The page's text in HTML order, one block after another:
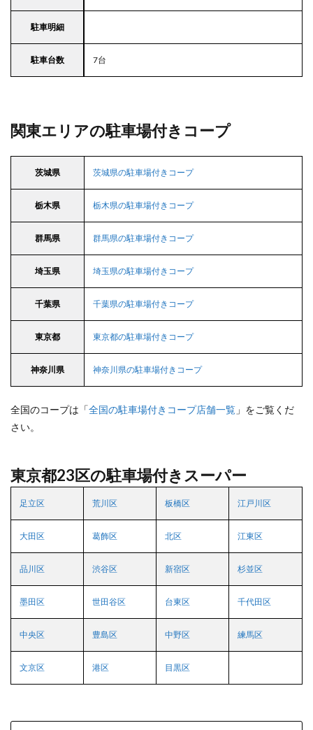
駐車明細
駐車台数 7台
関東エリアの駐車場付きコープ
茨城県 茨城県の駐車場付きコープ
栃木県 栃木県の駐車場付きコープ
群馬県 群馬県の駐車場付きコープ
埼玉県 埼玉県の駐車場付きコープ
千葉県 千葉県の駐車場付きコープ
東京都 東京都の駐車場付きコープ
神奈川県 神奈川県の駐車場付きコープ
全国のコープは「全国の駐車場付きコープ店舗一覧 」をご覧くだ
さい。
東京都23区の駐車場付きスーパー
足立区 荒川区 板橋区 江戸川区
大田区 葛飾区 北区 江東区
品川区 渋谷区 新宿区 杉並区
墨田区 世田谷区 台東区 千代田区
中央区 豊島区 中野区 練馬区
文京区 港区 目黒区